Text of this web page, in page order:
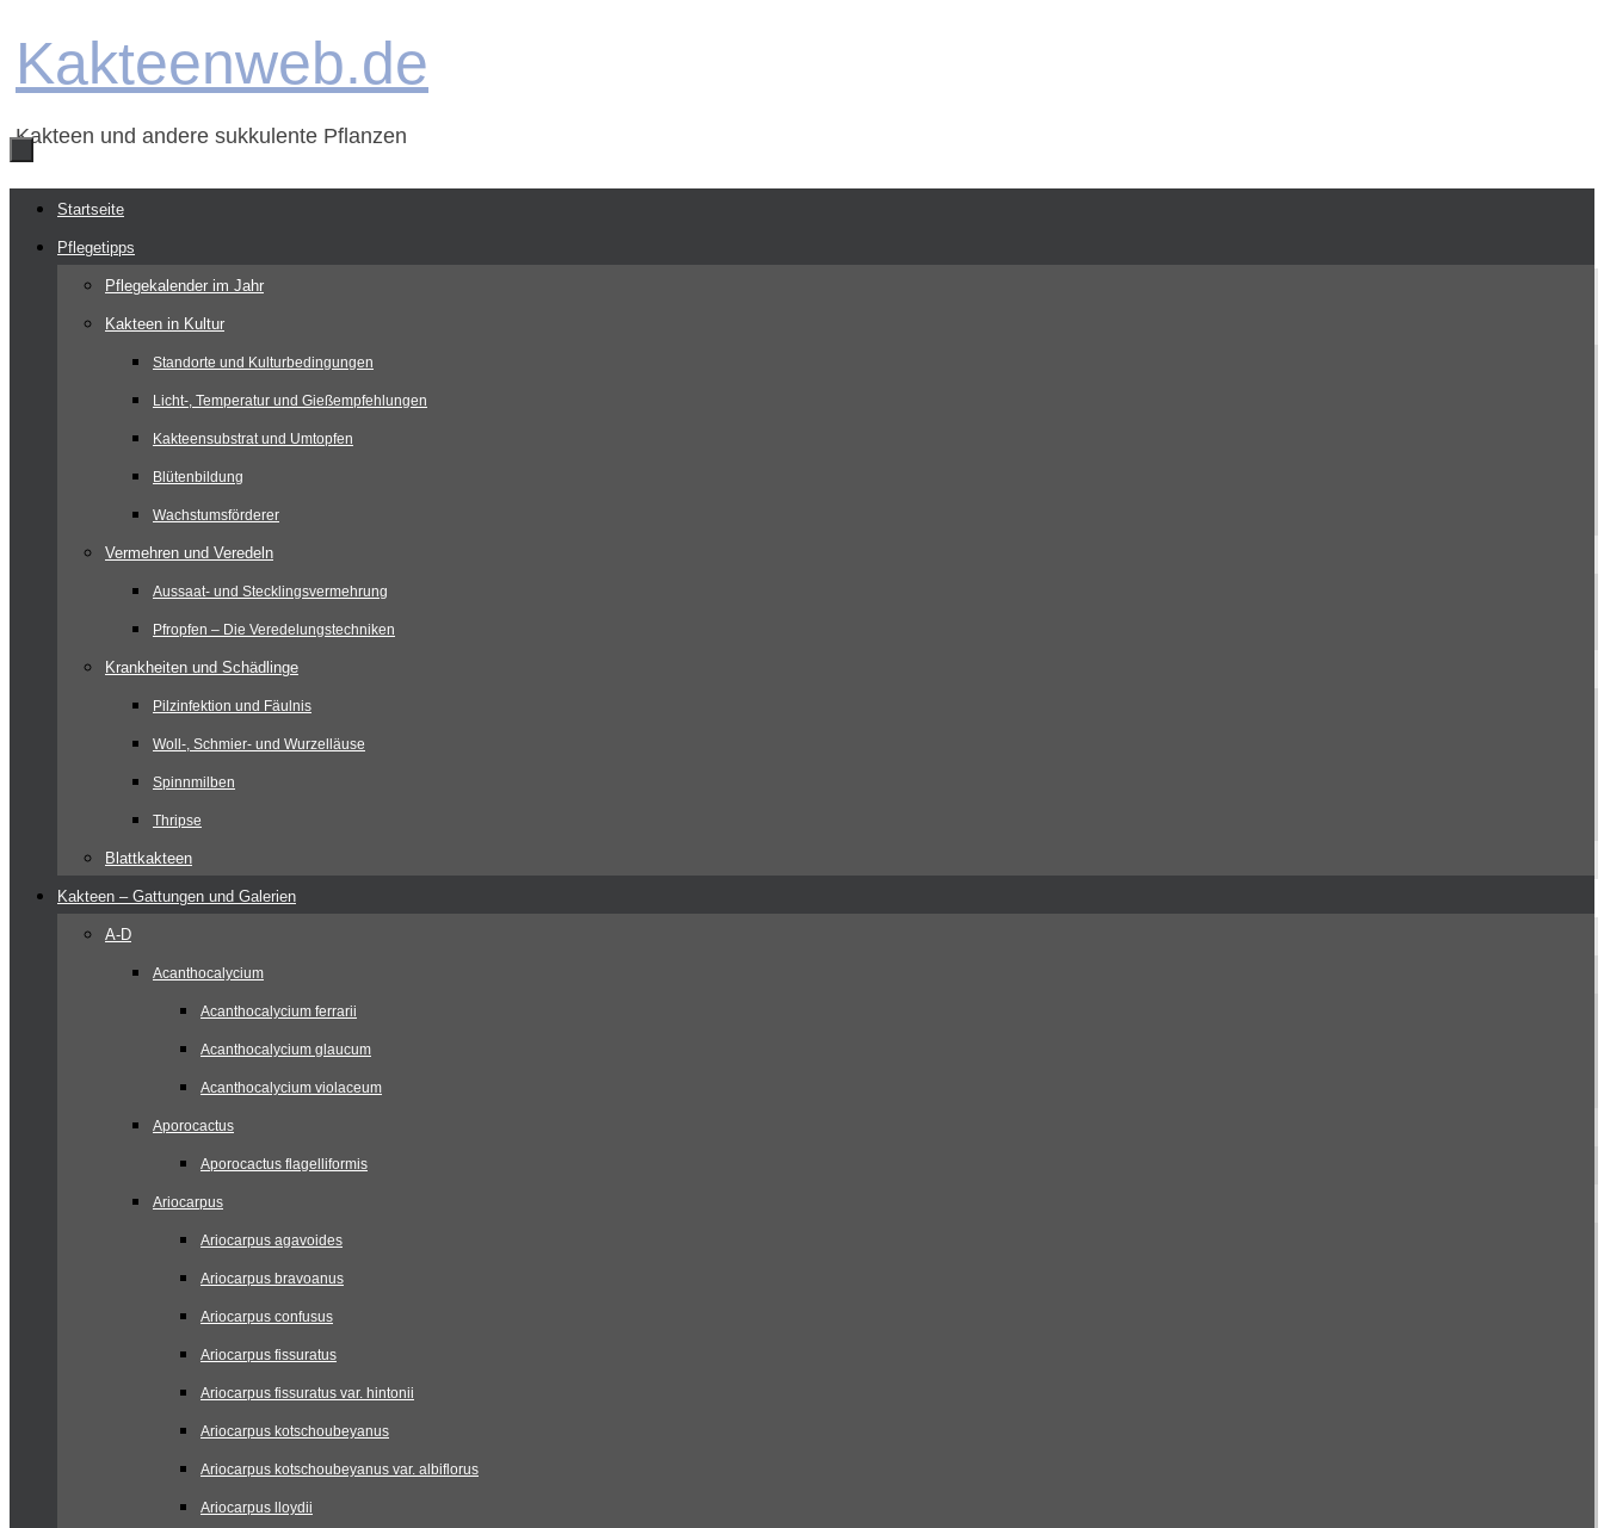
Inhalt
Kakteenweb.de
Kakteen und andere sukkulente Pflanzen
Zum
Inhalt
springen
Startseite
Pflegetipps
Pflegekalender im Jahr
Kakteen in Kultur
Standorte und Kulturbedingungen
Licht-, Temperatur und Gießempfehlungen
Kakteensubstrat und Umtopfen
Blütenbildung
Wachstumsförderer
Vermehren und Veredeln
Aussaat- und Stecklingsvermehrung
Pfropfen – Die Veredelungstechniken
Krankheiten und Schädlinge
Pilzinfektion und Fäulnis
Woll-, Schmier- und Wurzelläuse
Spinnmilben
Thripse
Blattkakteen
Kakteen – Gattungen und Galerien
A-D
Acanthocalycium
Acanthocalycium ferrarii
Acanthocalycium glaucum
Acanthocalycium violaceum
Aporocactus
Aporocactus flagelliformis
Ariocarpus
Ariocarpus agavoides
Ariocarpus bravoanus
Ariocarpus confusus
Ariocarpus fissuratus
Ariocarpus fissuratus var. hintonii
Ariocarpus kotschoubeyanus
Ariocarpus kotschoubeyanus var. albiflorus
Ariocarpus lloydii